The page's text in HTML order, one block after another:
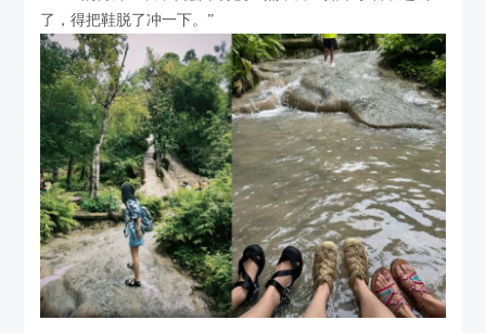
了，得把鞋脱了冲一下。”